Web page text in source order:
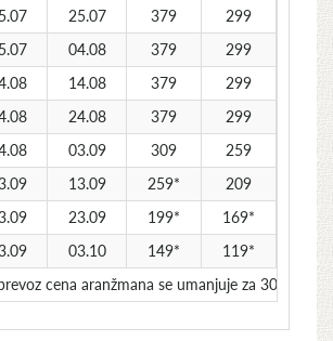
25.07 379 299
309
04.08 379 299
14.08 379 299
309
24.08 379 299
03.09 309 259
13.09 259* 209
23.09 199* 169*
03.10 149* 119*
cena aranžmana se umanjuje za 30€ po